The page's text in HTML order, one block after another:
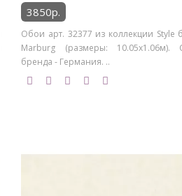
3850р.
Обои арт. 32377 из коллекции Style
Marburg (размеры: 10.05х1.06м).
бренда - Германия. ..